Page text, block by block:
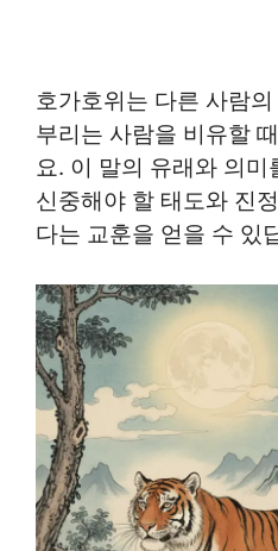
호가호위는 다른 사람
부리는 사람을 비유할
요. 이 말의 유래와 의
신중해야 할 태도와 진
다는 교훈을 얻을 수 있